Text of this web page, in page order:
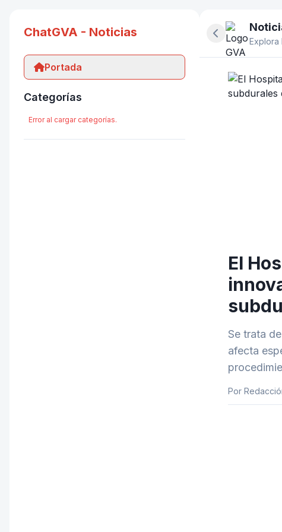
ChatGVA - Noticias
Portada
Categorías
Error al cargar categorías.
Ocultar panel
Explora
El
Se trata
afecta
Por